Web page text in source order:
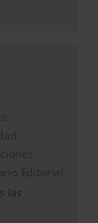
Editorial
las